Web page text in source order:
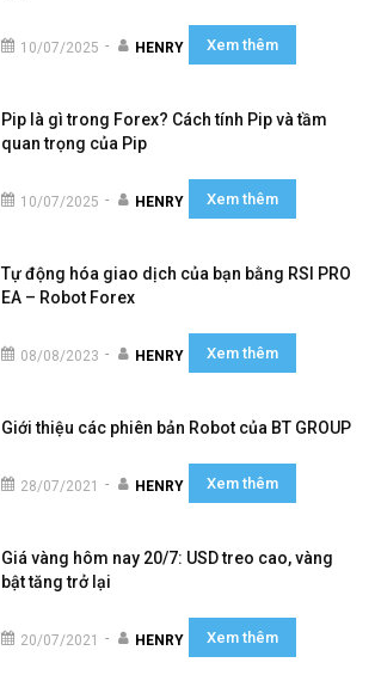
10/07/2025 - HENRY Xem thêm
Pip là gì trong Forex? Cách tính Pip và tầm
quan trọng của Pip
10/07/2025 - HENRY Xem thêm
Tự động hóa giao dịch của bạn bằng RSI PRO
EA – Robot Forex
08/08/2023 - HENRY Xem thêm
Giới thiệu các phiên bản Robot của BT GROUP
28/07/2021 - HENRY Xem thêm
Giá vàng hôm nay 20/7: USD treo cao, vàng
bật tăng trở lại
20/07/2021 - HENRY Xem thêm